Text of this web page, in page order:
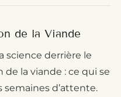
de la Viande
science derrière le
la viande : ce qui se
d’attente.